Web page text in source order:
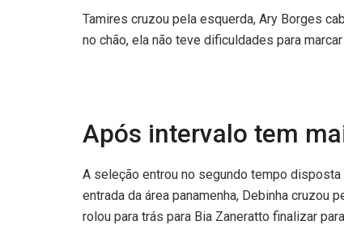
Tamires cruzou pela esquerda, Ary Borges
no chão, ela não teve dificuldades para
Após intervalo tem
A seleção entrou no segundo tempo
entrada da área panamenha, Debinha cruzou
rolou para trás para Bia Zaneratto finalizar